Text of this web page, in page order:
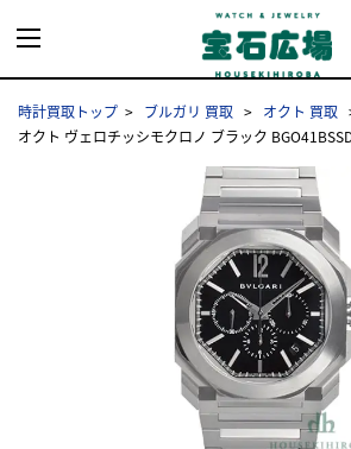
時計買取トップ ブルガリ 買取
オクト 買取
オクト ヴェロチッシモクロノ ブラック